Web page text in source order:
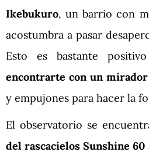
Ikebukuro, un barrio con
acostumbra a pasar
Esto es bastante
encontrarte con un
y empujones para hacer la
El observatorio se
del rascacielos Sunshine